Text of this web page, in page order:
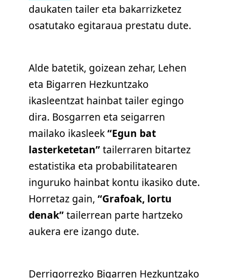
daukaten tailer eta bakarrizketez
osatutako egitaraua prestatu dute.
Alde batetik, goizean zehar, Lehen
eta Bigarren Hezkuntzako
ikasleentzat hainbat tailer egingo
dira. Bosgarren eta seigarren
mailako ikasleek“Egun bat
lasterketetan”tailerraren bitartez
estatistika eta probabilitatearen
inguruko hainbat kontu ikasiko dute.
Horretaz gain, “Grafoak, lortu
denak”tailerrean parte hartzeko
aukera ere izango dute.
Derrigorrezko Bigarren Hezkuntzako